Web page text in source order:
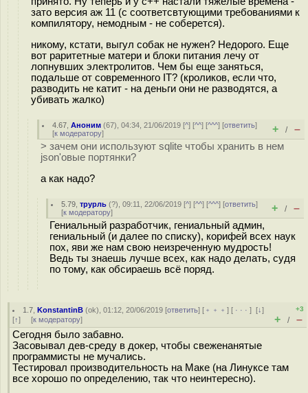
зато версия аж 11 (с соответсвтующими требованиями к
компилятору, немодным - не соберется).
никому, кстати, выгул собак не нужен? Недорого. Еще
вот раритетные матери и блоки питания лечу от
лопнувших электролитов. Чем бы еще заняться,
подальше от современного IT? (кроликов, если что,
разводить не катит - на деньги они не разводятся, а
убивать жалко)
4.67 ,Аноним (67), 04:34, 21/06/2019 [^] [^^] [^^^] [ответить]
[к модератору] + / –
> зачем они используют sqlite чтобы хранить в нем
json'овые портянки?
а как надо?
5.79 ,трурль (?), 09:11, 22/06/2019 [^] [^^] [^^^] [ответить]
[к модератору] + / –
Гениальный разработчик, гениальный админ,
гениальный (и далее по списку), корифей всех наук
пох, яви же нам свою неизреченную мудрость!
Ведь ты знаешь лучше всех, как надо делать, судя
по тому, как обсираешь всё поряд.
1.7 ,KonstantinB (ok), 01:12, 20/06/2019 [ответить] [ ﹢﹢﹢] [ · · ·][↓]
[↑] [к модератору]
+3
+ / –
Сегодня было забавно.
Засовывал дев-среду в докер, чтобы свеженанятые
программисты не мучались.
Тестировал производительность на Маке (на Линуксе там
все хорошо по определению, так что неинтересно).